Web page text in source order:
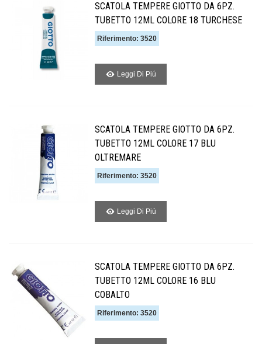
SCATOLA TEMPERE GIOTTO DA 6PZ.
TUBETTO 12ML COLORE 18 TURCHESE
Riferimento: 3520
Leggi Di Piú
SCATOLA TEMPERE GIOTTO DA 6PZ.
TUBETTO 12ML COLORE 17 BLU
OLTREMARE
Riferimento: 3520
Leggi Di Piú
SCATOLA TEMPERE GIOTTO DA 6PZ.
TUBETTO 12ML COLORE 16 BLU
COBALTO
Riferimento: 3520